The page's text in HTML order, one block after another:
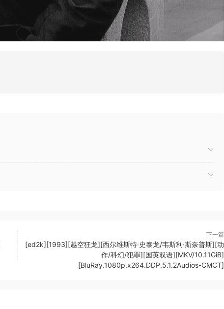
下一篇
[ed2k][1993][越空狂龙][西尔维斯特·史泰龙/韦斯利·斯奈普斯][动
作/科幻/犯罪][国英双语][MKV/10.11GiB]
[BluRay.1080p.x264.DDP.5.1.2Audios-CMCT]